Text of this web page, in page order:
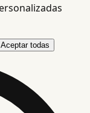
Aceptar todas